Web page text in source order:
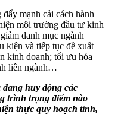
mạnh cải cách hành
môi trường đầu tư kinh
danh mục ngành
kiện và tiếp tục đề xuất
kinh doanh; tối ưu hóa
liên ngành…
huy động các
trình trọng điểm nào
thực quy hoạch tỉnh,